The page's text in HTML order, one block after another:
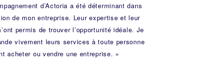
d’Actoria a été déterminant dans
de mon entreprise. Leur expertise et leur
permis de trouver l’opportunité idéale. Je
vivement leurs services à toute personne
acheter ou vendre une entreprise. »